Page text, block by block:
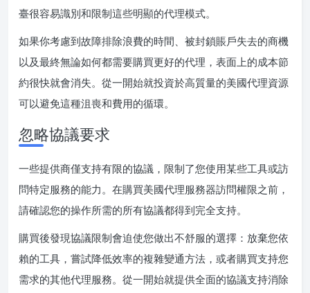
臺很容易識別和限制這些明顯的代理模式。
如果你考慮到故障排除浪費的時間、被封鎖賬戶失去的商機
以及最終無論如何都需要購買更好的代理，表面上的成本節
約很快就會消失。從一開始就投資於高質量的美國代理資源
可以避免這種沮喪和費用的循環。
忽略協議要求
一些提供商僅支持有限的協議，限制了您使用某些工具或訪
問特定服務的能力。在購買美國代理服務器訪問權限之前，
請確認您的操作所需的所有協議都得到完全支持。
購買後發現協議限制會迫使您做出不舒服的選擇：放棄您依
賴的工具，嘗試降低效率的複雜變通方法，或者購買支持您
需求的其他代理服務。從一開始就提供全面的協議支持消除